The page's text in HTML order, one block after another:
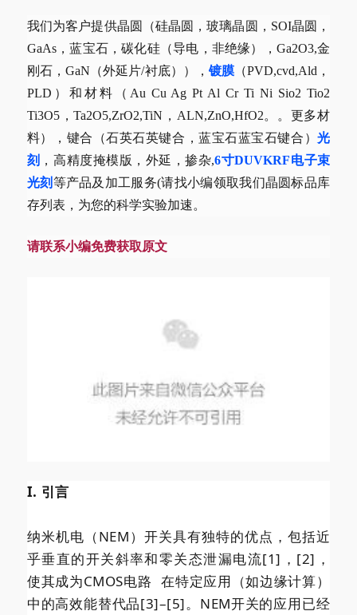
我们为客户提供晶圆（硅晶圆，玻璃晶圆，SOI晶圆，
GaAs，蓝宝石，碳化硅（导电，非绝缘），Ga2O3,金
刚石，GaN（外延片/衬底））， 镀膜（PVD,cvd,Ald，
PLD）和材料（Au Cu Ag Pt Al Cr Ti Ni Sio2 Tio2
Ti3O5，Ta2O5,ZrO2,TiN，ALN,ZnO,HfO2。。更多材
料），键合（石英石英键合，蓝宝石蓝宝石键合）光
刻 ，高精度掩模版，外延，掺杂,6寸DUVKRF电子束
光刻 等产品及加工服务(请找小编领取我们晶圆标品库
存列表，为您的科学实验加速。
请联系小编免费获取原文
I. 引言
纳米机电（NEM）开关具有独特的优点，包括近
乎垂直的开关斜率和零关态泄漏电流[1]，[2]，
使其成为CMOS电路 在特定应用（如边缘计算）
中的高效能替代品[3]–[5]。NEM开关的应用已经